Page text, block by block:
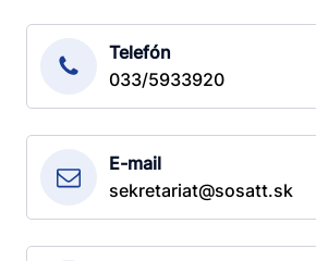
Telefón
033/5933920
E-mail
sekretariat@sosatt.sk